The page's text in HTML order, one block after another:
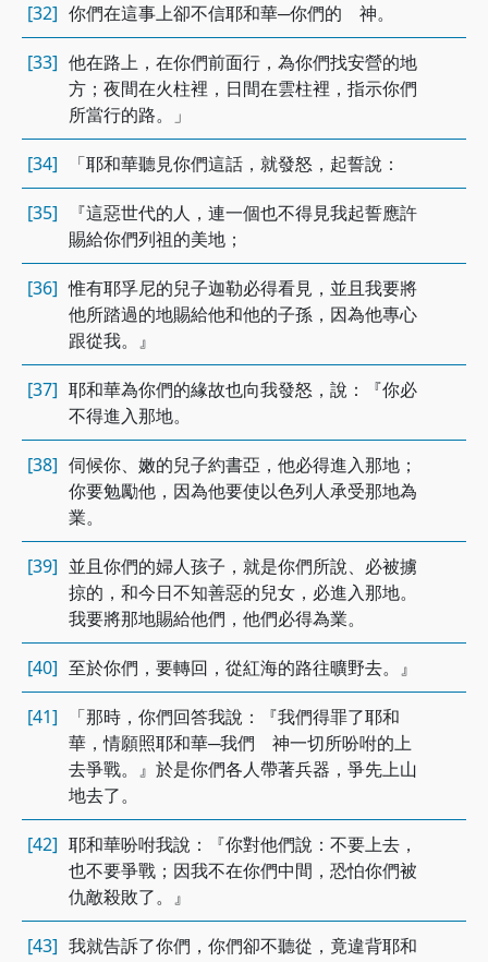
[32] 你們在這事上卻不信耶和華─你們的 神。
[33] 他在路上，在你們前面行，為你們找安營的地
方；夜間在火柱裡，日間在雲柱裡，指示你們
所當行的路。」
[34] 「耶和華聽見你們這話，就發怒，起誓說：
[35]
『這惡世代的人，連一個也不得見我起誓應許
賜給你們列祖的美地；
[36] 惟有耶孚尼的兒子迦勒必得看見，並且我要將
他所踏過的地賜給他和他的子孫，因為他專心
跟從我。』
[37] 耶和華為你們的緣故也向我發怒，說：『你必
不得進入那地。
[38] 伺候你、嫩的兒子約書亞，他必得進入那地；
你要勉勵他，因為他要使以色列人承受那地為
業。
[39] 並且你們的婦人孩子，就是你們所說、必被擄
掠的，和今日不知善惡的兒女，必進入那地。
我要將那地賜給他們，他們必得為業。
[40] 至於你們，要轉回，從紅海的路往曠野去。』
[41]
「那時，你們回答我說：『我們得罪了耶和
華，情願照耶和華─我們 神一切所吩咐的上
去爭戰。』於是你們各人帶著兵器，爭先上山
地去了。
[42] 耶和華吩咐我說：『你對他們說：不要上去，
也不要爭戰；因我不在你們中間，恐怕你們被
仇敵殺敗了。』
[43] 我就告訴了你們，你們卻不聽從，竟違背耶和